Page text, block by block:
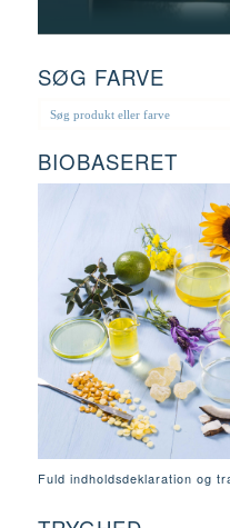
SØG FARVE
BIOBASERET
Fuld indholdsdeklaration og